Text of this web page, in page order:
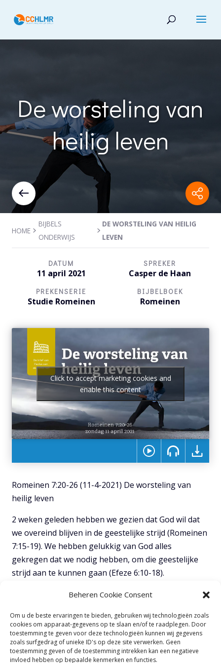
Beheren Cookie Consent
Om u de beste ervaringen te bieden, gebruiken wij technologieën zoals
cookies om apparaat-gegevens op te slaan en/of te raadplegen. Door
toestemming te geven voor deze technologieën kunnen wij gegevens
zoals surfgedrag of unieke ID's op deze site verwerken. Geen
toestemming geven of de toestemming intrekken kan een negatieve
invloed hebben op bepaalde kenmerken en functies.
De worsteling van
heilig leven
HOME
BIJBELS
ONDERWIJS
DE WORSTELING VAN HEILIG
LEVEN
DATUM
11 april 2021
SPREKER
Casper de Haan
PREKENSERIE
Studie Romeinen
BIJBELBOEK
Romeinen
Click to accept marketing cookies and
enable this content
Romeinen 7:20-26 (11-4-2021) De worsteling van
heilig leven
2 weken geleden hebben we gezien dat God wil dat
we overeind blijven in de geestelijke strijd (Romeinen
7:15-19). We hebben gelukkig van God alles
gekregen dat we nodig hebben, om die geestelijke
strijd aan te kunnen gaan (Efeze 6:10-18).
Vanochtend pakken we onze studie weer op in
worsteling van heilig leven.
v20-21Heilig leven